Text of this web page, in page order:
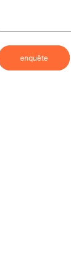
enquête